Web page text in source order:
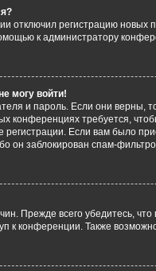
отключил регистрацию новых
к администратору
могу войти!
и пароль. Если они верны,
конференциях требуется,
Если вам было
он заблокирован спам-
Прежде всего убедитесь,
к конференции. Также